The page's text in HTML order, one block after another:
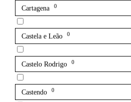
Cartagena 0
Castela e Leão 0
Castelo Rodrigo 0
Castendo 0